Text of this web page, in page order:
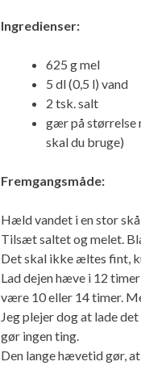
Ingredienser:
625 g mel
5 dl (0,5 l) vand
2 tsk. salt
gær på størrelse
skal du bruge)
Fremgangsmåde:
Hæld vandet i en stor
Tilsæt saltet og melet.
Det skal ikke æltes fint,
Lad dejen hæve i 12
være 10 eller 14 timer.
Jeg plejer dog at lade
gør ingen ting.
Den lange hævetid gør,